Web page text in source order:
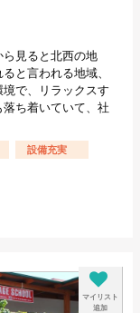
見ると北西の地
と言われる地域、
で、リラックスす
ち着いていて、社
設備充実
マイリスト
追加